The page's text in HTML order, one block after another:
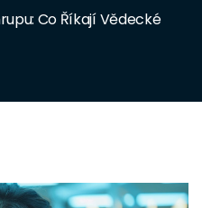
Co Říkají Vědecké